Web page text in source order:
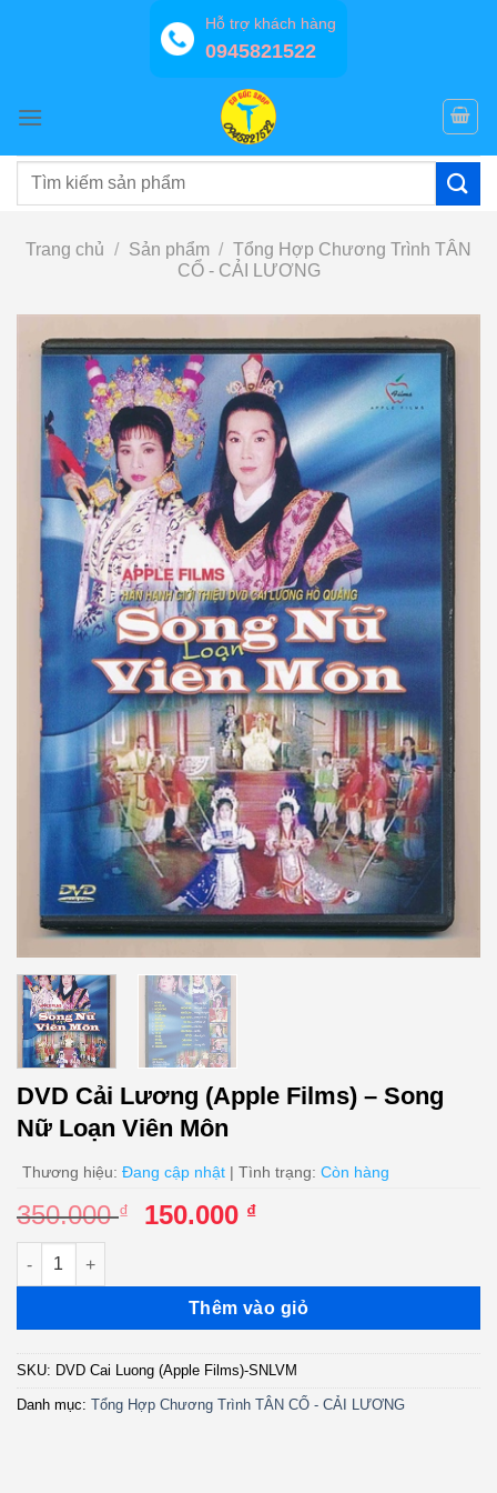
Hỗ trợ khách hàng
0945821522
Tìm
Trang chủ / Sản phẩm / Tổng Hợp Chương Trình TÂN
CỔ - CẢI LƯƠNG
DVD Cải Lương (Apple Films) – Song
Nữ Loạn Viên Môn
Thương hiệu: Đang cập nhật | Tình trạng: Còn hàng
350.000₫
Giá
350.000 ₫.
150.000 ₫Giá
là:
150.000 ₫.
DVD Cải Lương (Apple Films) - Song Nữ Loạn Viên Môn số
Thêm vào giỏ
SKU: DVD Cai Luong (Apple Films)-SNLVM
Danh mục: Tổng Hợp Chương Trình TÂN CỔ - CẢI LƯƠNG